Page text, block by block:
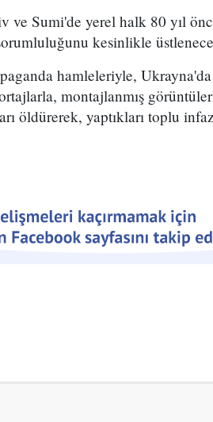
ve Sumi'de yerel halk 80 yıl
kesinlikle
hamleleriyle, Ukrayna'da
montajlanmış
öldürerek, yaptıkları toplu